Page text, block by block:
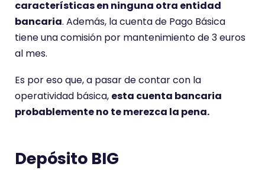
características en ninguna otra entidad
bancaria. Además, la cuenta de Pago Básica
tiene una comisión por mantenimiento de 3 euros
al mes.
Es por eso que, a pasar de contar con la
operatividad básica, esta cuenta bancaria
probablemente no te merezca la pena.
Depósito BIG